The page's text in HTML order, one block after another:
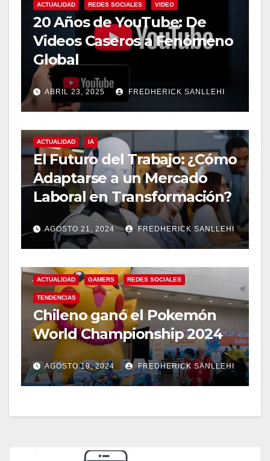
ACTUALIDAD REDES SOCIALES VIDEO
20 Años de YouTube: De
Videos Caseros a Fenómeno
Global
ABRIL 23, 2025 FREDHERICK SANLLEHI
ACTUALIDAD IA
El Futuro del Trabajo: ¿Cómo
Adaptarse a un Mercado
Laboral en Transformación?
AGOSTO 21, 2024 FREDHERICK SANLLEHI
ACTUALIDAD GAMERS REDES SOCIALES
TENDENCIAS
Chileno ganó el Pokemón
World Championship 2024
AGOSTO 19, 2024 FREDHERICK SANLLEHI